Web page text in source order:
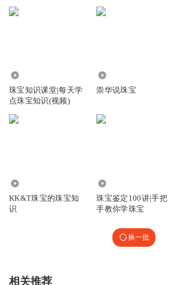
珠宝知识课堂|每天学
点珠宝知识(视频)
崇华说珠宝
KK&T珠宝的珠宝知
识
珠宝鉴定100讲|手把
手教你学珠宝
换一批
相关推荐